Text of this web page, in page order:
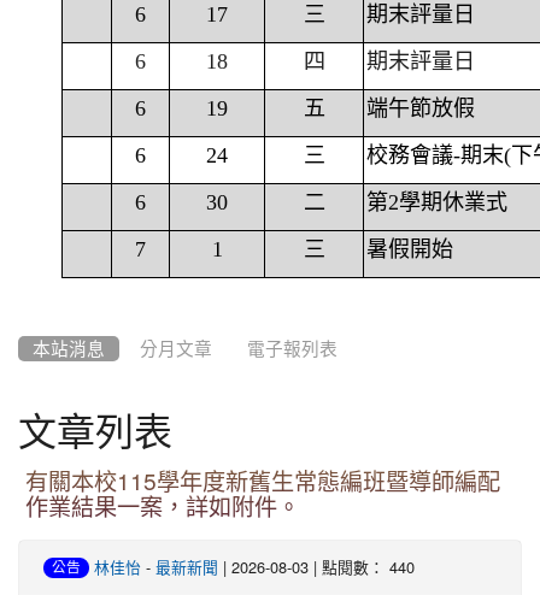
6
17 三
期末評量日
6
18 四
期末評量日
6
19 五
端午節放假
6
24 三
校務會議-期末(下
6
30 二
第2學期休業式
7
1 三 暑假開始
本站消息 分月文章 電子報列表
文章列表
有關本校115學年度新舊生常態編班暨導師編配
作業結果一案，詳如附件。
公告 林佳怡 - 最新新聞 | 2026-08-03 | 點閱數： 440